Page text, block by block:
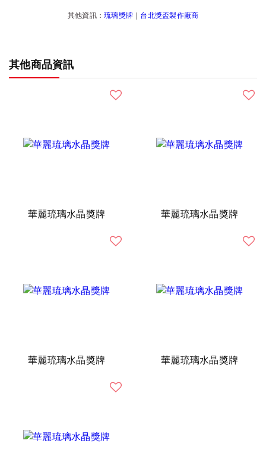
其他資訊： 琉璃獎牌 台北獎盃製作廠商
其他商品資訊
華麗琉璃水晶獎牌 華麗琉璃水晶獎牌
華麗琉璃水晶獎牌 華麗琉璃水晶獎牌